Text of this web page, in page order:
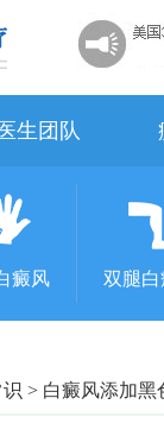
医生团队
癜风 双腿
> 白癜风添加黑